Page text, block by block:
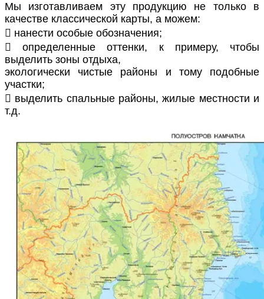
Мы изготавливаем эту продукцию не только в
качестве классической карты, а можем:
 нанести особые обозначения;
 определенные оттенки, к примеру, чтобы
выделить зоны отдыха,
экологически чистые районы и тому подобные
участки;
 выделить спальные районы, жилые местности и
т.д.